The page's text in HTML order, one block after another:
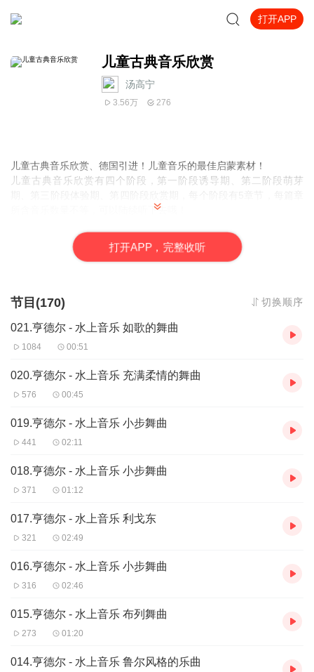
打开APP
儿童古典音乐欣赏
汤高宁
3.56万 276
儿童古典音乐欣赏、德国引进！儿童音乐的最佳启蒙素材！
儿童古典音乐欣赏有四个阶段，第一阶段诱导期、第二阶段萌芽
所含音乐数量不等，可以陆续听下去哦！
打开APP，完整收听
节目(170) 切换顺序
021.亨德尔 - 水上音乐 如歌的舞曲
1084 00:51
020.亨德尔 - 水上音乐 充满柔情的舞曲
576 00:45
019.亨德尔 - 水上音乐 小步舞曲
441 02:11
018.亨德尔 - 水上音乐 小步舞曲
371 01:12
017.亨德尔 - 水上音乐 利戈东
321 02:49
016.亨德尔 - 水上音乐 小步舞曲
316 02:46
015.亨德尔 - 水上音乐 布列舞曲
273 01:20
014.亨德尔 - 水上音乐 鲁尔风格的乐曲